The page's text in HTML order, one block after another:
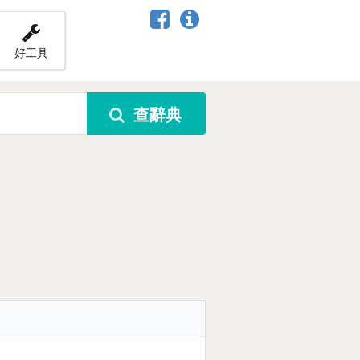
好工具
查辭典